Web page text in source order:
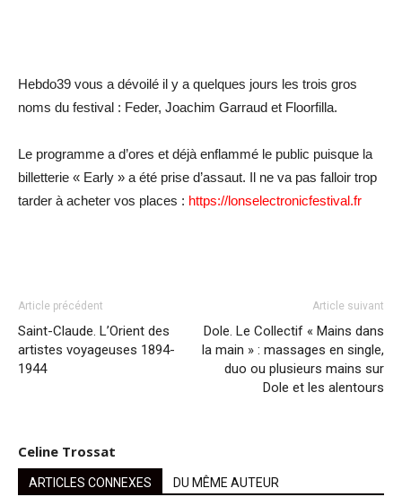
Hebdo39 vous a dévoilé il y a quelques jours les trois gros
noms du festival : Feder, Joachim Garraud et Floorfilla.
Le programme a d’ores et déjà enflammé le public puisque la
billetterie « Early » a été prise d’assaut. Il ne va pas falloir trop
tarder à acheter vos places : https://lonselectronicfestival.fr
Article précédent
Saint-Claude. L’Orient des
artistes voyageuses 1894-
1944
Article suivant
Dole. Le Collectif « Mains dans
la main » : massages en single,
duo ou plusieurs mains sur
Dole et les alentours
Celine Trossat
ARTICLES CONNEXES DU MÊME AUTEUR